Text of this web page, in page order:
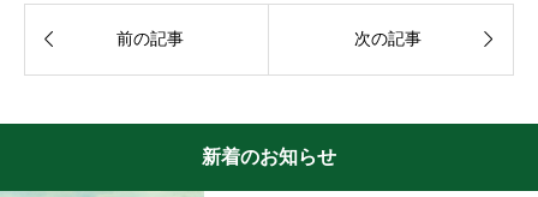
 前の記事 次の記事 
新着のお知らせ